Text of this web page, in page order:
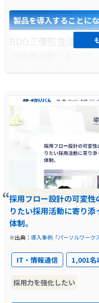
製品の導入により、
れ、効率が大幅に向
トを3分の1に削減し
た。また、採用に関
なり、返信率が向上
製品を導入することに
BDO三優監査法人様
況に直面していまし
の短期間で採用活動
ん。毎年約3,700名
中から、500名ほど
くるため、その対
導入前に企業が抱えて
導入前は紙とエクセ
り、エントリーシー
ていました。説明会
約30名の応募者情報
の説明会を1日に6回
ため、管理が煩雑で
導入前の課題に対する解
採用フロー設計の可変
りたい採用活動に寄り
体制。
※出典：導入事例「パーソルワーク
IT・情報通信 1,001名
採用力を強化したい